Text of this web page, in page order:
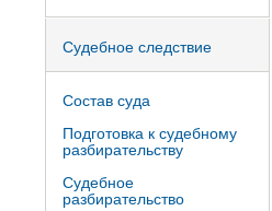
Судебное следствие
Состав суда
Подготовка к судебному
разбирательству
Судебное
разбирательство